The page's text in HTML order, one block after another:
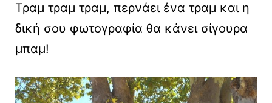
Τραμ τραμ τραμ, περνάει ένα τραμ και η
δική σου φωτογραφία θα κάνει σίγουρα
μπαμ!